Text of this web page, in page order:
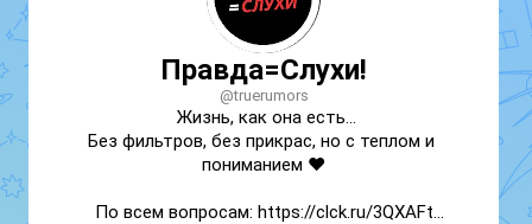
Правда=Слухи!
@truerumors
Жизнь, как она есть…
Без фильтров, без прикрас, но с теплом и
пониманием ❤️
По всем вопросам: https://clck.ru/3QXAFt